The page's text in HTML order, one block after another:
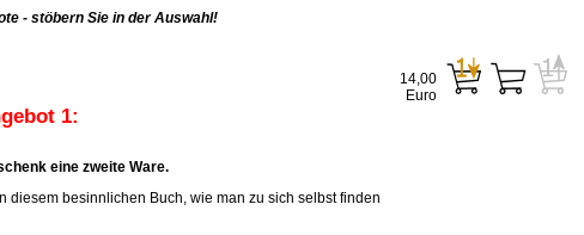
- stöbern Sie in der Auswahl!
1:
eine zweite Ware.
diesem besinnlichen Buch, wie man zu sich selbst finden
14,00
Euro